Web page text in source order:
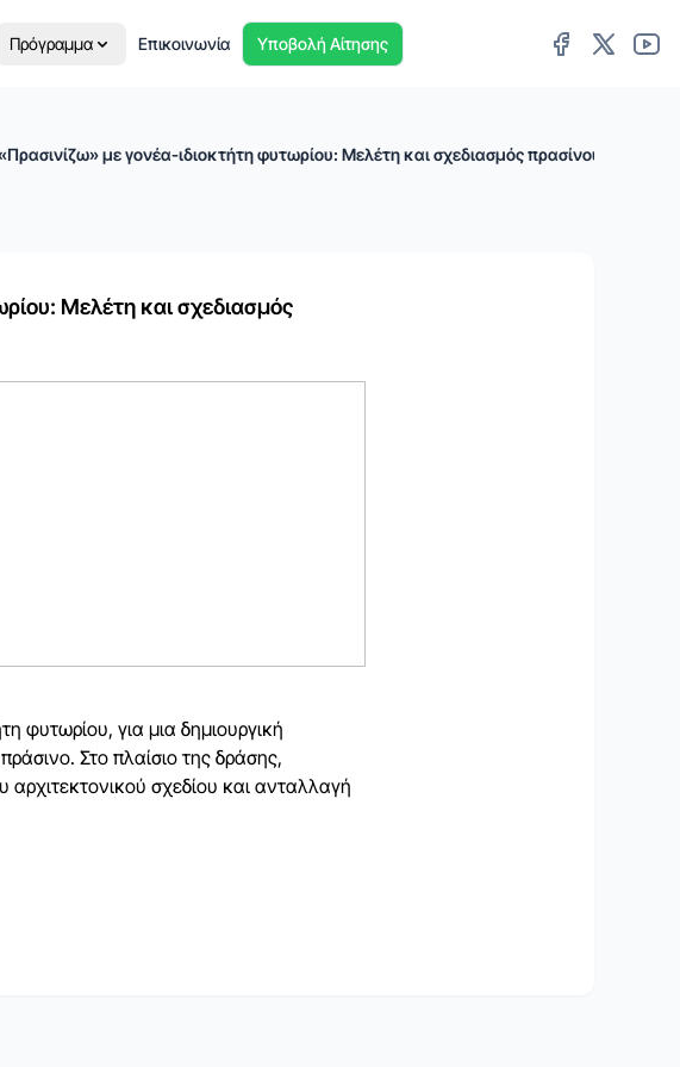
Πρόγραμμα Επικοινωνία Υποβολή Αίτησης
με γονέα-ιδιοκτήτη φυτωρίου: Μελέτη και σχεδιασμός πρασίνου για το
Μελέτη και σχεδιασμός
φυτωρίου, για μια δημιουργική
Στο πλαίσιο της δράσης,
σχεδίου και ανταλλαγή